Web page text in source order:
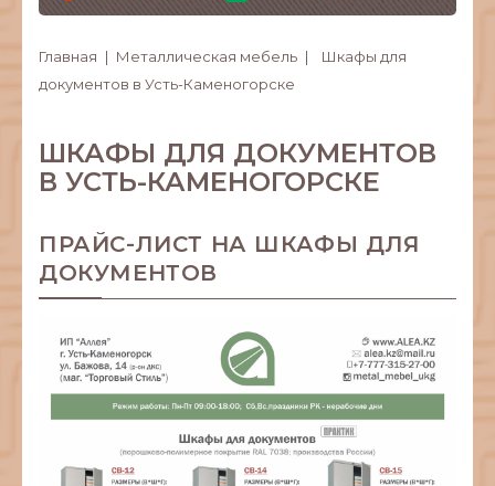
Главная Металлическая мебель
Шкафы для
документов в Усть-Каменогорске
ШКАФЫ ДЛЯ ДОКУМЕНТОВ
В УСТЬ-КАМЕНОГОРСКЕ
ПРАЙС-ЛИСТ НА ШКАФЫ ДЛЯ
ДОКУМЕНТОВ